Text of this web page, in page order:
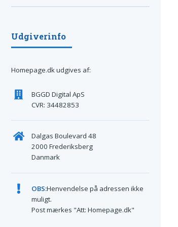
Udgiverinfo
Homepage.dk udgives af:
BGGD Digital ApS
CVR: 34482853
Dalgas Boulevard 48
2000 Frederiksberg
Danmark
OBS:Henvendelse på adressen ikke
muligt.
Post mærkes "Att: Homepage.dk"